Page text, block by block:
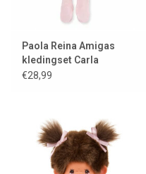
Paola Reina Amigas
kledingset Carla
ballerina
€28,99